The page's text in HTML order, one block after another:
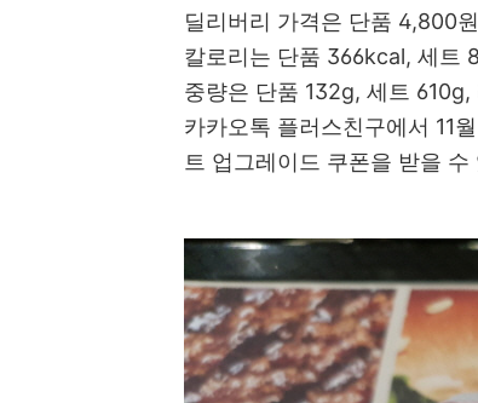
딜리버리 가격은 단품 4,800
칼로리는 단품 366kcal, 세트
중량은 단품 132g, 세트
카카오톡 플러스친구에서 11
트 업그레이드 쿠폰을 받을 수